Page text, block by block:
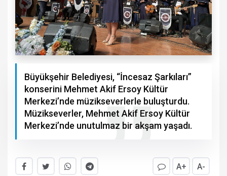
Büyükşehir Belediyesi, “İncesaz Şarkıları”
konserini Mehmet Akif Ersoy Kültür
Merkezi’nde müzikseverlerle buluşturdu.
Müzikseverler, Mehmet Akif Ersoy Kültür
Merkezi’nde unutulmaz bir akşam yaşadı.
A+ A-